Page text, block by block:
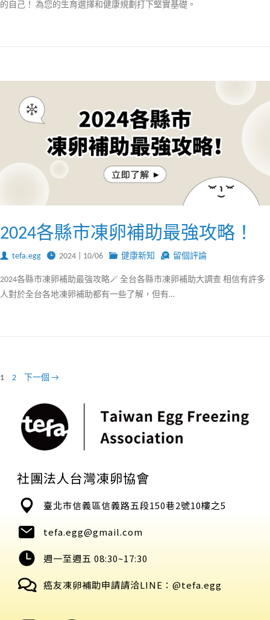
的自己！ 為您的生育選擇和健康規劃打下堅實基礎。
2024各縣市凍卵補助最強攻略！
tefa.egg 2024 | 10/06 健康新知 留個評論
2024各縣市凍卵補助最強攻略🪄 全台各縣市凍卵補助大調查 相信有許多
人對於全台各地凍卵補助都有一些了解，但有…
1 2 下一個 →
社團法人台灣凍卵協會
臺北市信義區信義路五段150巷2號10樓之5
tefa.egg@gmail.com
週一至週五 08:30~17:30
癌友凍卵補助申請請洽LINE：@tefa.egg